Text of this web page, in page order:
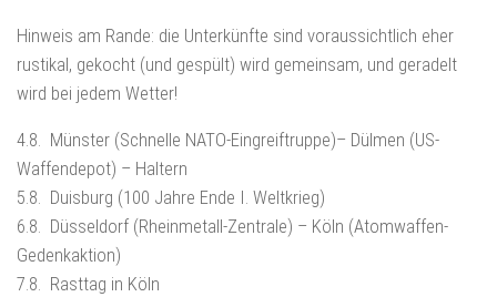
Hinweis am Rande: die Unterkünfte sind voraussichtlich eher
rustikal, gekocht (und gespült) wird gemeinsam, und geradelt
wird bei jedem Wetter!
4.8. Münster (Schnelle NATO-Eingreiftruppe)– Dülmen (US-
Waffendepot) – Haltern
5.8. Duisburg (100 Jahre Ende I. Weltkrieg)
6.8. Düsseldorf (Rheinmetall-Zentrale) – Köln (Atomwaffen-
Gedenkaktion)
7.8. Rasttag in Köln